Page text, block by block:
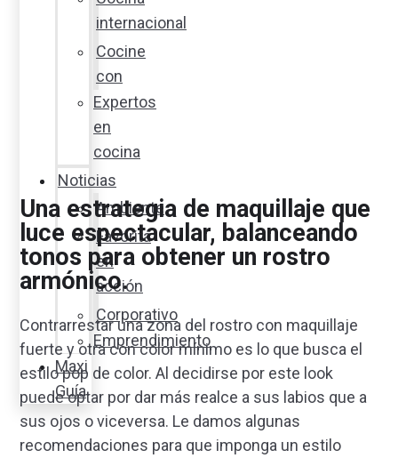
internacional
Cocine
con
Expertos
en
cocina
Noticias
Ambiente
Favorita
en
acción
Corporativo
Emprendimiento
Maxi
Guía
Una estrategia de maquillaje que
luce espectacular, balanceando
tonos para obtener un rostro
armónico.
Contrarrestar una zona del rostro con maquillaje
fuerte y otra con color mínimo es lo que busca el
estilo pop de color. Al decidirse por este look
puede optar por dar más realce a sus labios que a
sus ojos o viceversa. Le damos algunas
recomendaciones para que imponga un estilo